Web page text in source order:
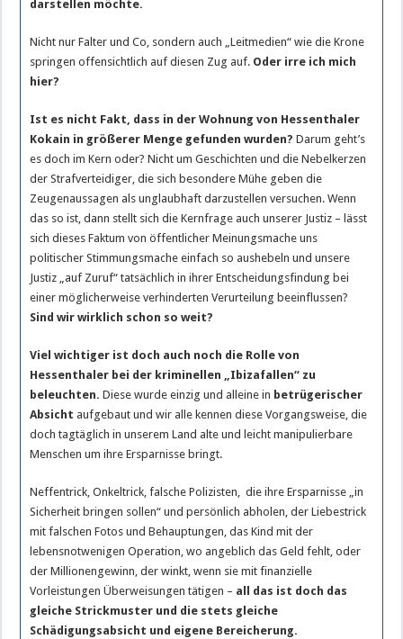
darstellen möchte.
Nicht nur Falter und Co, sondern auch „Leitmedien“ wie die Krone
springen offensichtlich auf diesen Zug auf. Oder irre ich mich
hier?
Ist es nicht Fakt, dass in der Wohnung von Hessenthaler
Kokain in größerer Menge gefunden wurden? Darum geht’s
es doch im Kern oder? Nicht um Geschichten und die Nebelkerzen
der Strafverteidiger, die sich besondere Mühe geben die
Zeugenaussagen als unglaubhaft darzustellen versuchen. Wenn
das so ist, dann stellt sich die Kernfrage auch unserer Justiz – lässt
sich dieses Faktum von öffentlicher Meinungsmache uns
politischer Stimmungsmache einfach so aushebeln und unsere
Justiz „auf Zuruf“ tatsächlich in ihrer Entscheidungsfindung bei
einer möglicherweise verhinderten Verurteilung beeinflussen?
Sind wir wirklich schon so weit?
Viel wichtiger ist doch auch noch die Rolle von
Hessenthaler bei der kriminellen „Ibizafallen“ zu
beleuchten. Diese wurde einzig und alleine in betrügerischer
Absicht aufgebaut und wir alle kennen diese Vorgangsweise, die
doch tagtäglich in unserem Land alte und leicht manipulierbare
Menschen um ihre Ersparnisse bringt.
Neffentrick, Onkeltrick, falsche Polizisten, die ihre Ersparnisse „in
Sicherheit bringen sollen“ und persönlich abholen, der Liebestrick
mit falschen Fotos und Behauptungen, das Kind mit der
lebensnotwenigen Operation, wo angeblich das Geld fehlt, oder
der Millionengewinn, der winkt, wenn sie mit finanzielle
Vorleistungen Überweisungen tätigen – all das ist doch das
gleiche Strickmuster und die stets gleiche
Schädigungsabsicht und eigene Bereicherung.